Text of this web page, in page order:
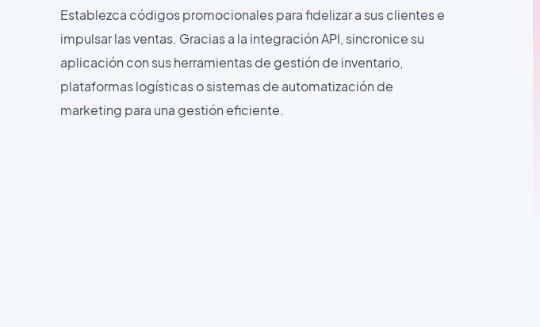
Establezca códigos promocionales para fidelizar a sus clientes e
impulsar las ventas. Gracias a la integración API, sincronice su
aplicación con sus herramientas de gestión de inventario,
plataformas logísticas o sistemas de automatización de
marketing para una gestión eficiente.